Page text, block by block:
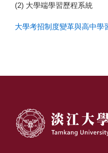
(2) 大學端學習歷程系統
大學考招制度變革與高中學